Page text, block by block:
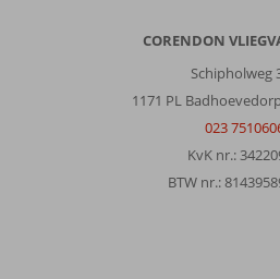
CORENDON
Schipholweg
1171 PL
023
KvK nr.:
BTW nr.: